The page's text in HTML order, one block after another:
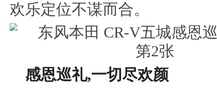
欢乐定位不谋而合。
感恩巡礼,一切尽欢颜